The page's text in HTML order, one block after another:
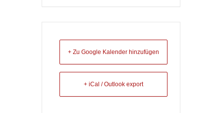
+ Zu Google Kalender hinzufügen
+ iCal / Outlook export